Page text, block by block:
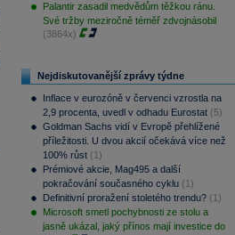
Palantir zasadil medvědům těžkou ránu.
Své tržby meziročně téměř zdvojnásobil
(3864x)
Nejdiskutovanější zprávy týdne
Inflace v eurozóně v červenci vzrostla na
2,9 procenta, uvedl v odhadu Eurostat (5)
Goldman Sachs vidí v Evropě přehlížené
příležitosti. U dvou akcií očekává více než
100% růst (1)
Prémiové akcie, Mag495 a další
pokračování současného cyklu (1)
Definitivní proražení stoletého trendu? (1)
Microsoft smetl pochybnosti ze stolu a
jasně ukázal, jaký přínos mají investice do